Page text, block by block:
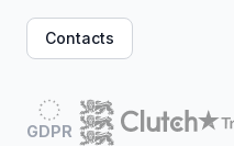
Contacts
GDPR